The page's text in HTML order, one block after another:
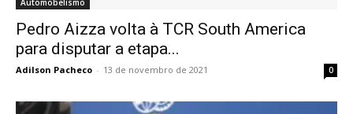
Automobelismo
Pedro Aizza volta à TCR South America
para disputar a etapa...
Adilson Pacheco - 13 de novembro de 2021 0